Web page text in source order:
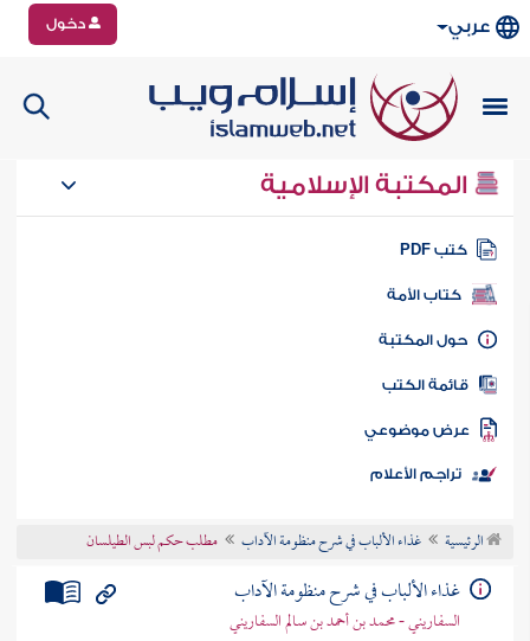
عربي دخول
المكتبة الإسلامية
كتب PDF
كتاب الأمة
المكتبة
الكتب
موضوعي
تراجم الأعلام
الرئيسية غذاء الألباب في شرح منظومة الآداب مطلب حكم لبس الطيلسان
غذاء الألباب في شرح منظومة الآداب
السفاريني - محمد بن أحمد بن سالم السفاريني